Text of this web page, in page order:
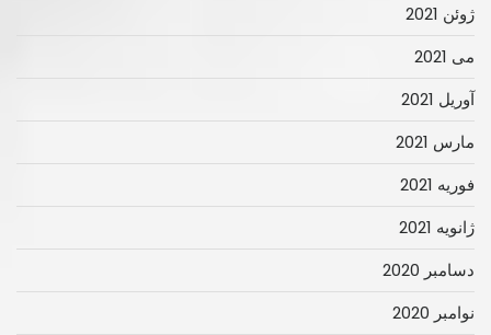
ژوئن 2021
می 2021
آوریل 2021
مارس 2021
فوریه 2021
ژانویه 2021
دسامبر 2020
نوامبر 2020